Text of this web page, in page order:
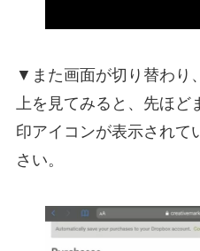
▼また画面が切り替わり
上を見てみると、先ほど
印アイコンが表示されて
さい。